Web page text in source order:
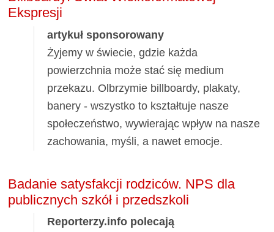
Ekspresji
artykuł sponsorowany
Żyjemy w świecie, gdzie każda
powierzchnia może stać się medium
przekazu. Olbrzymie billboardy, plakaty,
banery - wszystko to kształtuje nasze
społeczeństwo, wywierając wpływ na nasze
zachowania, myśli, a nawet emocje.
Badanie satysfakcji rodziców. NPS dla
publicznych szkół i przedszkoli
Reporterzy.info polecają